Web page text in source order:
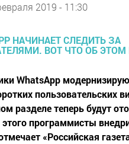
2019 - 11:30
WhatsApp
пользовательских
разделе теперь будут
программисты
«Российская